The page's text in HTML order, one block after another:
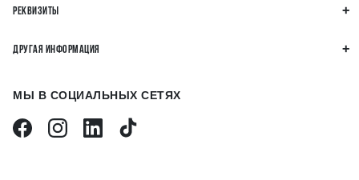
РЕКВИЗИТЫ
ДРУГАЯ ИНФОРМАЦИЯ
МЫ В СОЦИАЛЬНЫХ СЕТЯХ